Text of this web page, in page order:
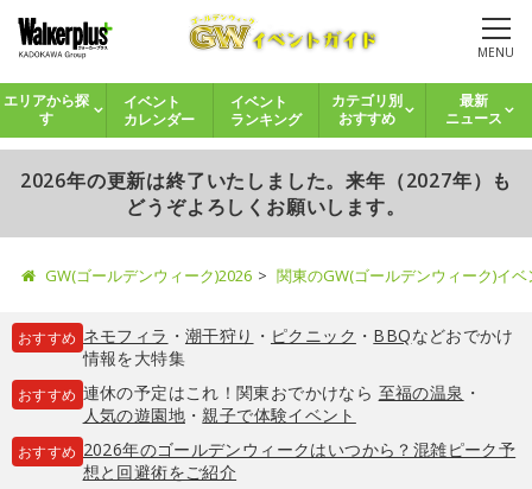
MENU
エリアから探
す
イベント
カレンダー
イベント
ランキング
カテゴリ別
おすすめ
最新
ニュース
2026年の更新は終了いたしました。来年（2027年）も
どうぞよろしくお願いします。
GW(ゴールデンウィーク)2026 関東のGW(ゴールデンウィーク)イ
おすすめ ネモフィラ ・ 潮干狩り ・ ピクニック ・ BBQなどおでかけ
情報を大特集
おすすめ 連休の予定はこれ！関東おでかけなら 至福の温泉 ・
人気の遊園地・親子で体験イベント
おすすめ 2026年のゴールデンウィークはいつから？混雑ピーク予
想と回避術をご紹介